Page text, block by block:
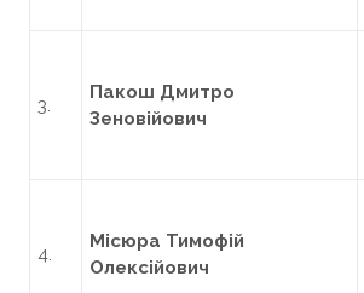
3.
Пакош Дмитро
Зеновійович
4.
Місюра Тимофій
Олексійович